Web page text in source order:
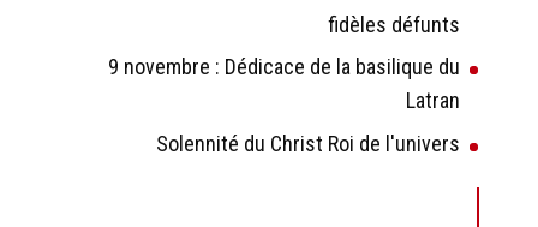
fidèles défunts
9 novembre : Dédicace de la basilique du
Latran
Solennité du Christ Roi de l'univers